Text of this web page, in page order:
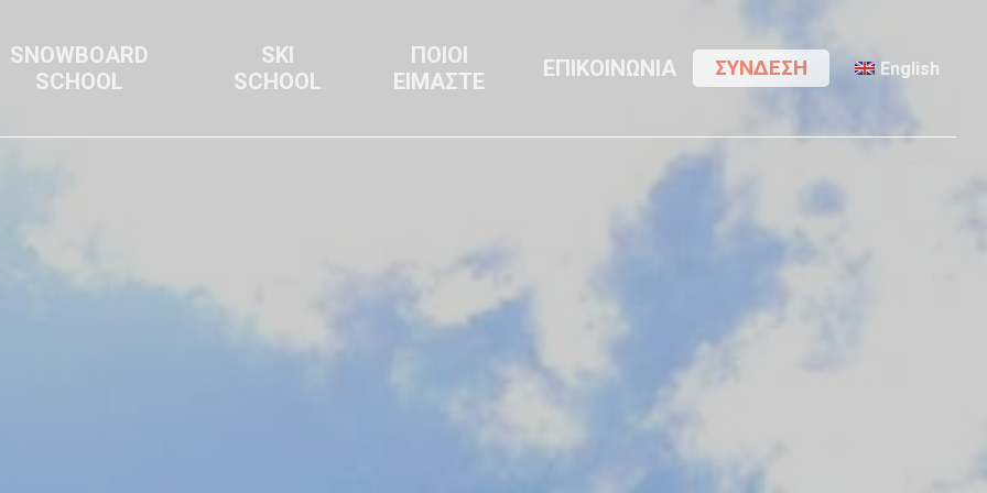
SNOWBOARD
SCHOOL
SKI
SCHOOL
ΠΟΙΟΙ
ΕΙΜΑΣΤΕ
ΕΠΙΚΟΙΝΩΝΙΑ ΣΥΝΔΕΣΗ English